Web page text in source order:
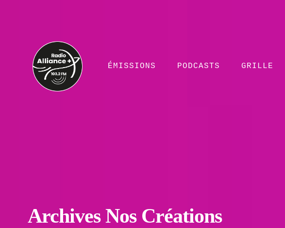
ÉMISSIONS PODCASTS GRILLE
Archives Nos Créations